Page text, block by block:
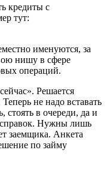
кредиты с
тут:
именуются, за
нишу в сфере
операций.
Решается
не надо вставать
стоять в очереди, да и
справок. Нужны лишь
заемщика. Анкета
по займу